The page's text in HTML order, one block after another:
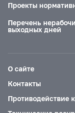
Проекты
Перечень
выходных дней
О сайте
Контакты
Противодействие